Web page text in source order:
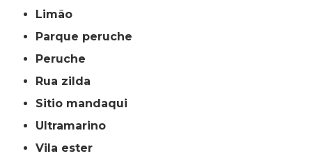
limão
parque peruche
peruche
rua zilda
sitio mandaqui
ultramarino
vila ester